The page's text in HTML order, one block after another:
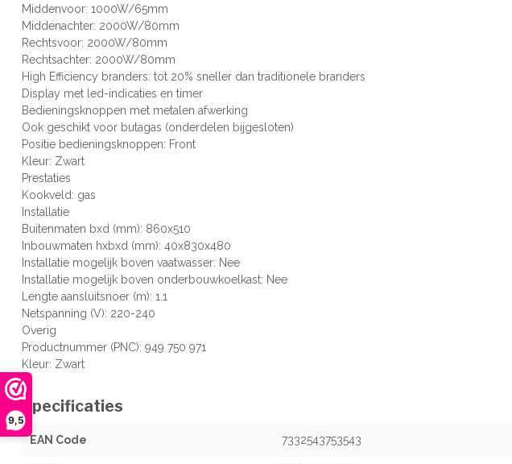
9,5
Middenvoor: 1000W/65mm
Middenachter: 2000W/80mm
Rechtsvoor: 2000W/80mm
Rechtsachter: 2000W/80mm
High Efficiency branders: tot 20% sneller dan traditionele branders
Display met led-indicaties en timer
Bedieningsknoppen met metalen afwerking
Ook geschikt voor butagas (onderdelen bijgesloten)
Positie bedieningsknoppen: Front
Kleur: Zwart
Prestaties
Kookveld: gas
Installatie
Buitenmaten bxd (mm): 860x510
Inbouwmaten hxbxd (mm): 40x830x480
Installatie mogelijk boven vaatwasser: Nee
Installatie mogelijk boven onderbouwkoelkast: Nee
Lengte aansluitsnoer (m): 1.1
Netspanning (V): 220-240
Overig
Productnummer (PNC): 949 750 971
Kleur: Zwart
Specificaties
EAN Code 7332543753543